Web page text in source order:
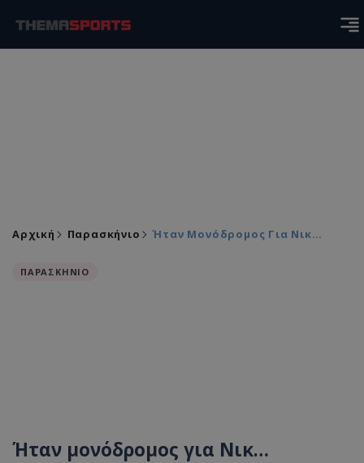
Αρχική Παρασκήνιο Ήταν Μονόδρομος Για Νικ…
ΠΑΡΑΣΚΗΝΙΟ
Ήταν μονόδρομος για Νικ…